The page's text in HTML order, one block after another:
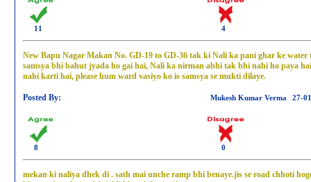
11 4
New Bapu Nagar Makan No. GD-19 to GD-36 tak ki Nali ka pani ghar ke
samsya bhi bahut jyada ho gai hai, Nali ka nirman abhi tak bhi nahi ho paya
nahi karti hai, please hum ward vasiyo ko is samsya se mukti dilaye.
Posted By: Mukesh Kumar Verma 27-
8 0
mekan ki naliya dhek di . sath mai unche ramp bhi benaye.jis se road chhoti